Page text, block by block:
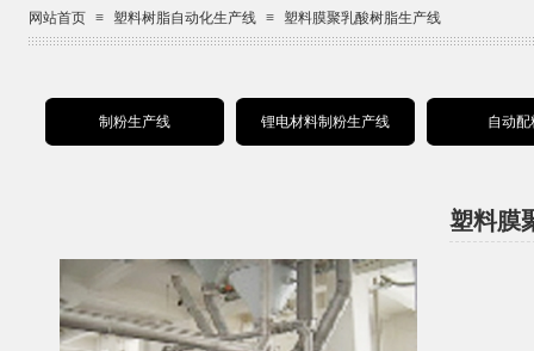
网站首页 ≡ 塑料树脂自动化生产线 ≡ 塑料膜聚乳酸树脂生产线
制粉生产线 锂电材料制粉生产线 自动配
塑料膜